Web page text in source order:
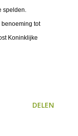
spelden.
tot
Koninklijke
DELEN